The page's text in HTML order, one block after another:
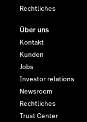
Rechtliches
Über uns
Kontakt
Kunden
Jobs
Investor relations
Newsroom
Rechtliches
Trust Center